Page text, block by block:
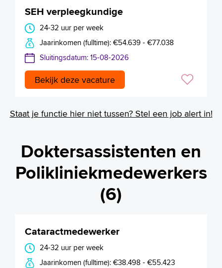
SEH verpleegkundige
24-32 uur per week
Jaarinkomen (fulltime): €54.639 - €77.038
Sluitingsdatum: 15-08-2026
Bekijk deze vacature
Staat je functie hier niet tussen? Stel een job alert in!
Doktersassistenten en
Polikliniekmedewerkers
(6)
Cataractmedewerker
24-32 uur per week
Jaarinkomen (fulltime): €38.498 - €55.423